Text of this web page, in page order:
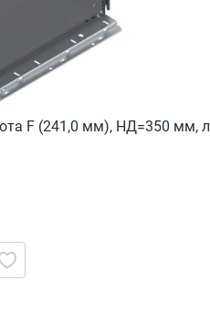
F (241,0 мм), НД=350 мм,